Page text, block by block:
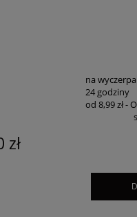
na
24 godziny
od 8,99 zł-
Cena nie zawiera
płatności
zł